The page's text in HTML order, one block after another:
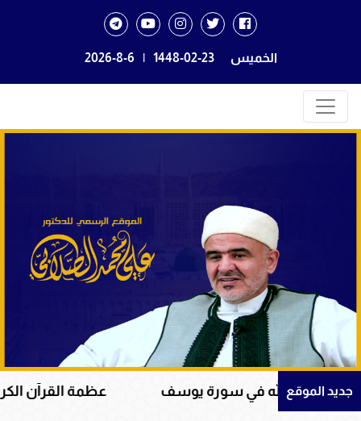
الخميس 1448-02-23
|
2026-8-6
جديد الموقع
يوسف عظمة القرآن الكريم في هداية القلوب